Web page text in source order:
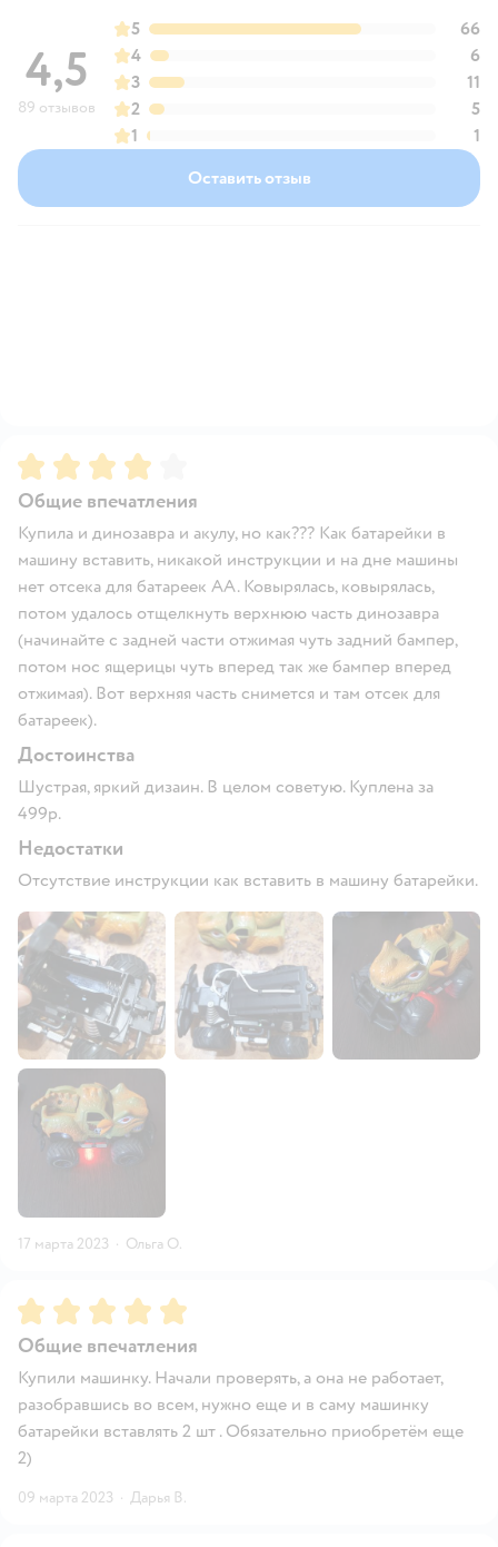
4,5
89 отзывов
5
66
4
6
3
11
2
5
1
1
Оставить отзыв
Рейтинг:4
Общие впечатления
Купила и динозавра и акулу, но как??? Как батарейки в
машину вставить, никакой инструкции и на дне машины
нет отсека для батареек АА. Ковырялась, ковырялась,
потом удалось отщелкнуть верхнюю часть динозавра
(начинайте с задней части отжимая чуть задний бампер,
потом нос ящерицы чуть вперед так же бампер вперед
отжимая). Вот верхняя часть снимется и там отсек для
батареек).
Достоинства
Шустрая, яркий дизаин. В целом советую. Куплена за
499р.
Недостатки
Отсутствие инструкции как вставить в машину батарейки.
17 марта 2023 · Ольга О.
Рейтинг:5
Общие впечатления
Купили машинку. Начали проверять, а она не работает,
разобравшись во всем, нужно еще и в саму машинку
батарейки вставлять 2 шт . Обязательно приобретём еще
2)
09 марта 2023 · Дарья В.